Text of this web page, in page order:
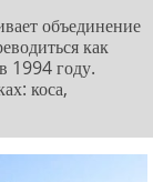
объединение
как
1994 году.
коса,